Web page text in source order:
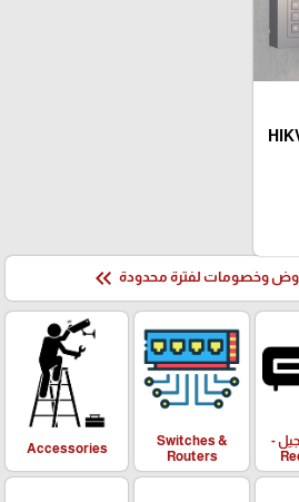
وخصومات لفترة محدودة keyboard_double_arrow_left
-
Switches &
Routers
Accessories